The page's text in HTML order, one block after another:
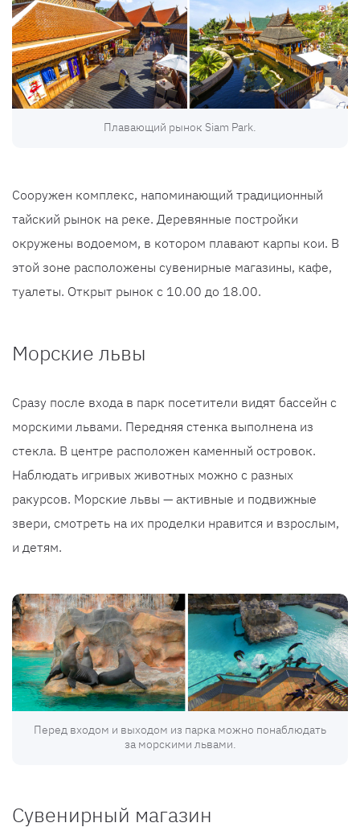
Плавающий рынок Siam Park.
Сооружен комплекс, напоминающий традиционный
тайский рынок на реке. Деревянные постройки
окружены водоемом, в котором плавают карпы кои. В
этой зоне расположены сувенирные магазины, кафе,
туалеты. Открыт рынок с 10.00 до 18.00.
Морские львы
Сразу после входа в парк посетители видят бассейн с
морскими львами. Передняя стенка выполнена из
стекла. В центре расположен каменный островок.
Наблюдать игривых животных можно с разных
ракурсов. Морские львы — активные и подвижные
звери, смотреть на их проделки нравится и взрослым,
и детям.
Перед входом и выходом из парка можно понаблюдать
за морскими львами.
Сувенирный магазин